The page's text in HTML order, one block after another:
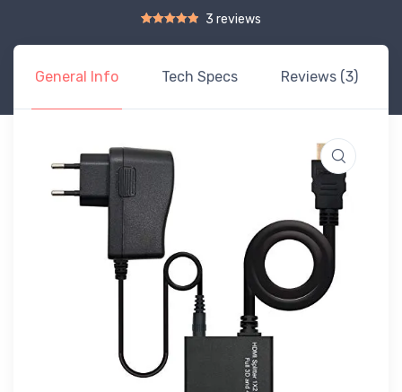
Rated5.00out of 5 based on
2 customer ratings
3 reviews
General Info Tech Specs Reviews (3)